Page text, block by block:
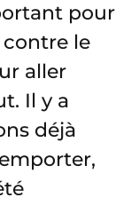
pour
contre le
aller
Il y a
déjà